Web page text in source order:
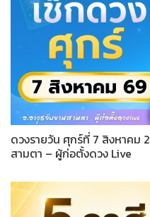
ดวงรายวัน ศุกร์ที่ 7 สิงหาคม
สามตา – ผู้ก่อตั้งดวง Live